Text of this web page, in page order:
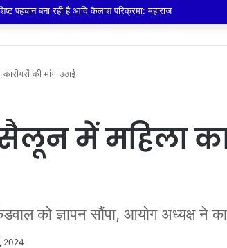
से धर्मनगरी हरिद्वार हुई पानी-पानी
की मांग उठाई
में महिला
को ज्ञापन सौंपा, आयोग अध्यक्ष ने
2024